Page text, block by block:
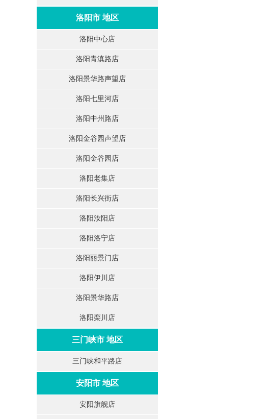
洛阳市 地区
洛阳中心店
洛阳青滇路店
洛阳景华路声望店
洛阳七里河店
洛阳中州路店
洛阳金谷园声望店
洛阳金谷园店
洛阳老集店
洛阳长兴街店
洛阳汝阳店
洛阳洛宁店
洛阳丽景门店
洛阳伊川店
洛阳景华路店
洛阳栾川店
三门峡市 地区
三门峡和平路店
安阳市 地区
安阳旗舰店